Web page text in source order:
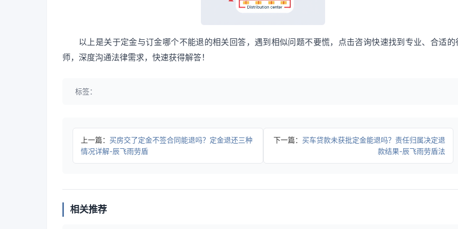
以上是关于定金与订金哪个不能退的相关回答，遇到相似问题不要慌，点击咨询快速找到专业、合适的
师，深度沟通法律需求，快速获得解答！
标签：
上一篇： 买房交了定金不签合同能退吗？定金退还三种
情况详解-辰飞雨劳盾
下一篇： 买车贷款未获批定金能退吗？责任归属决定退
款结果-辰飞雨劳盾法
相关推荐